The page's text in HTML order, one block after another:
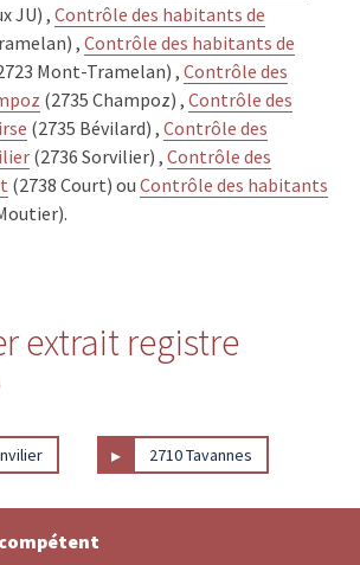
JU) ,Contrôle des habitants de
,Contrôle des habitants de
Mont-Tramelan) ,Contrôle des
(2735 Champoz) ,Contrôle des
(2735 Bévilard) ,Contrôle des
(2736 Sorvilier) ,Contrôle des
(2738 Court) ouContrôle des habitants
extrait registre
▸ 2710 Tavannes